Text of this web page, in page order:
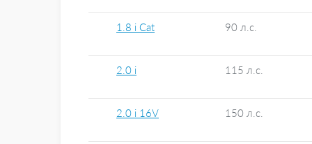
1.8 i Cat 90 л.с.
2.0 i 115 л.с.
2.0 i 16V 150 л.с.